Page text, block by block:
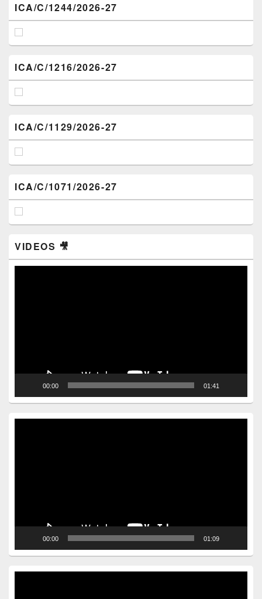
ICA/C/1244/2026-27
ICA/C/1216/2026-27
ICA/C/1129/2026-27
ICA/C/1071/2026-27
VIDEOS 🎥
00:00 01:41
00:00 01:09